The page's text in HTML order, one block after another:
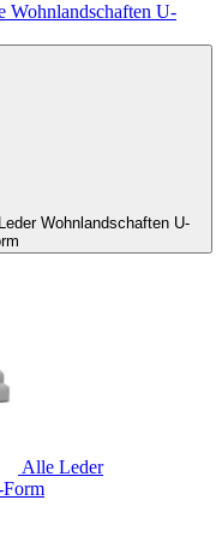
Wohnlandschaften U-
Leder Wohnlandschaften U-
Alle Leder
Form